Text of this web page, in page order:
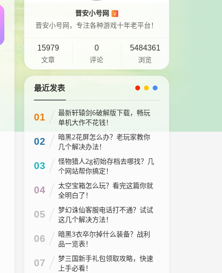
晋安小号网 V
晋安小号网，专注各种游戏十年老平台！
15979
文章
0
评论
5484361
浏览
最近发表
01
最新轩辕剑6破解版下载，畅玩
单机大作不花钱！
02
暗黑2花屏怎么办？老玩家教你
几个解决办法！
03
怪物猎人2g初始存档去哪找？几
个网站帮你搞定！
04
太空宝箱怎么玩？看完这篇你就
全明白了！
05
梦幻诛仙客服电话打不通？试试
这几个解决方法！
06
暗黑3衣卒尔掉什么装备？战利
品一览表！
07
梦三国新手礼包领取攻略，快速
上手必看！